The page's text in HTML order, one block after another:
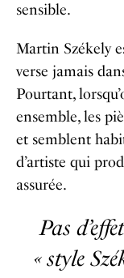
sensible.
Martin Székely
verse jamais
Pourtant,
ensemble, les
et semblent
d’artiste qui
assurée.
Pas
« style